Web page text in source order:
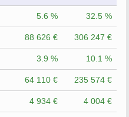
5.6 % 32.5 %
88 626 € 306 247 €
3.9 % 10.1 %
64 110 € 235 574 €
4 934 € 4 004 €